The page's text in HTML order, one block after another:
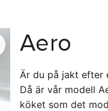
Aero
Är du på jakt efter
Då är vår modell
köket som det